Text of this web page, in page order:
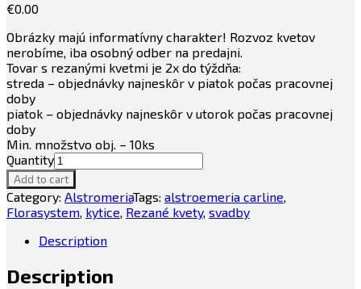
€0.00
Obrázky majú informatívny charakter! Rozvoz kvetov
nerobíme, iba osobný odber na predajni.
Tovar s rezanými kvetmi je 2x do týždňa:
streda – objednávky najneskôr v piatok počas pracovnej
doby
piatok – objednávky najneskôr v utorok počas pracovnej
doby
Min. množstvo obj. – 10ks
Quantity
Add to cart
Category: AlstromeriaTags: alstroemeria carline,
Florasystem, kytice, Rezané kvety, svadby
Description
Description